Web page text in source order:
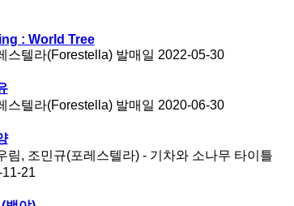
: World Tree
스텔라(Forestella) 발매일 2022-05-30
스텔라(Forestella) 발매일 2020-06-30
림, 조민규(포레스텔라) - 기차와 소나무 타이틀
21